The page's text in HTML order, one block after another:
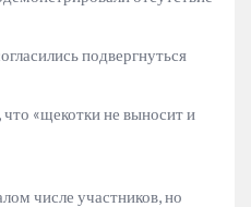
подвергнуться
«щекотки не выносит и
числе участников, но